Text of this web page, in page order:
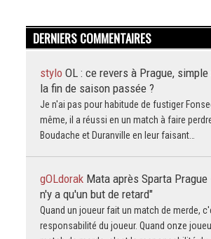
DERNIERS COMMENTAIRES
stylo OL : ce revers à Prague,
la fin de saison passée ?
Je n'ai pas pour habitude de fustiger
même, il a réussi en un match à faire
Boudache et Duranville en leur faisant…
gOLdorak Mata après Sparta Prague
n'y a qu'un but de retard"
Quand un joueur fait un match de merde,
responsabilité du joueur. Quand onze